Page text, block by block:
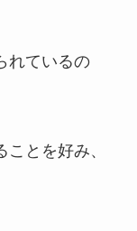
れているの
とを好み、